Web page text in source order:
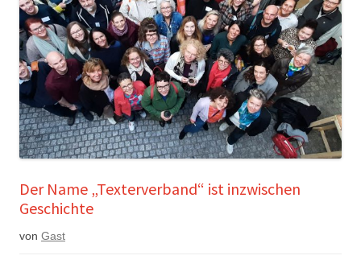
Der Name „Texterverband“ ist inzwischen
Geschichte
von Gast